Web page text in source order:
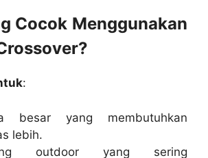
Cocok Menggunakan
:
besar yang membutuhkan
lebih.
outdoor yang sering